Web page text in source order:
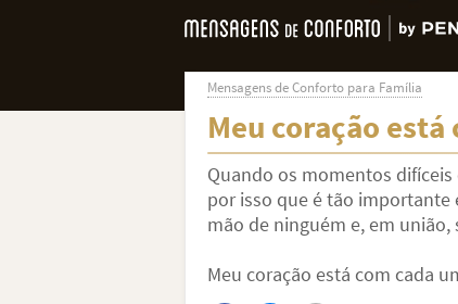
Mensagens de Conforto para Família
Meu coração
Quando os momentos
por isso que é tão
mão de ninguém e, em
Meu coração está com cada